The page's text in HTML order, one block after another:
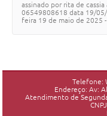
assinado por rita de
06549808618 data 19/
feira 19 de maio de 2025
Telefone:
Endereço: Av:
Atendimento de